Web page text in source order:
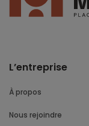
L’entreprise
À propos
Nous rejoindre